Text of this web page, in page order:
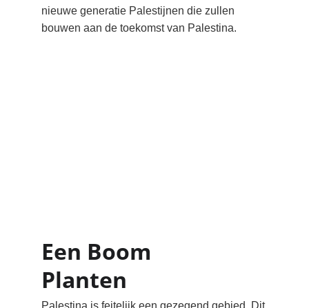
nieuwe generatie Palestijnen die zullen
bouwen aan de toekomst van Palestina.
Een Boom
Planten
Palestina is feitelijk een gezegend gebied. Dit